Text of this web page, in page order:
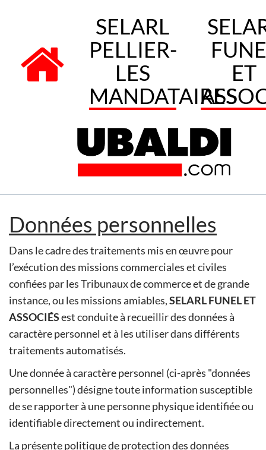
SELARL
PELLIER-
LES
MANDATAIRES
ET
Données personnelles
Dans le cadre des traitements mis en œuvre pour
l’exécution des missions commerciales et civiles
confiées par les Tribunaux de commerce et de grande
instance, ou les missions amiables,SELARL FUNEL ET
ASSOCIÉSest conduite à recueillir des données à
caractère personnel et à les utiliser dans différents
traitements automatisés.
Une donnée à caractère personnel (ci-après "données
personnelles") désigne toute information susceptible
de se rapporter à une personne physique identifiée ou
identifiable directement ou indirectement.
La présente politique de protection des données